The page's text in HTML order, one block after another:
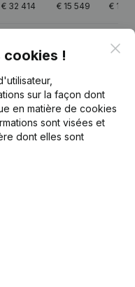
€ 32 414 € 15 549 € 16
€ 56 068
Forme Juridique - But -
- Nominations
cookies !
sur la façon dont
en matière de cookies
sont visées et
dont elles sont